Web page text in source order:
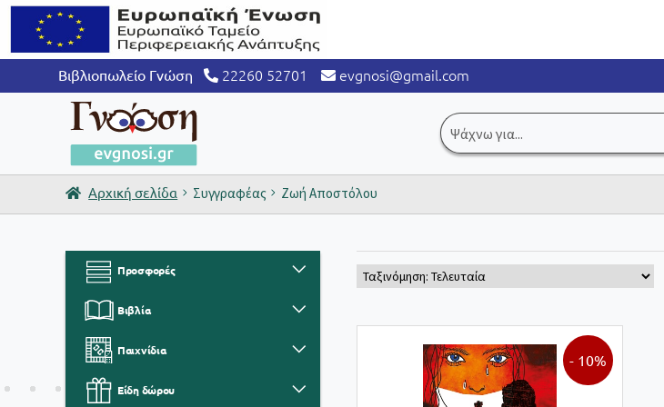
Βιβλιοπωλείο Γνώση 22260 52701 evgnosi@gmail.com
Αναζήτηση
για:
Αρχική σελίδα Συγγραφέας Ζωή Αποστόλου
- 10%
Προσφορές
Βιβλία
Παιχνίδια
Είδη δώρου